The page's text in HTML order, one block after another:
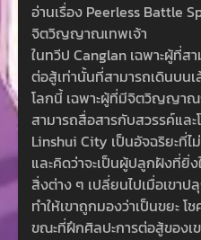
อ่านเรื่อง Peerless Battle
จิตวิญญาณเทพเจ้า
ในทวีป Canglan เฉพาะผู้
ต่อสู้เท่านั้นที่สามารถเดินบนเ
โลกนี้ เฉพาะผู้ที่มีจิตวิญญา
สามารถสื่อสารกับสวรรค์และ
Linshui City เป็นอัจฉริยะที่
และคิดว่าจะเป็นผู้ปลูกฝังที่ยิ่
สิ่งต่าง ๆ เปลี่ยนไปเมื่อเขา
ทำให้เขาถูกมองว่าเป็นขยะ
ขณะที่ฝึกศิลปะการต่อสู้ของเ